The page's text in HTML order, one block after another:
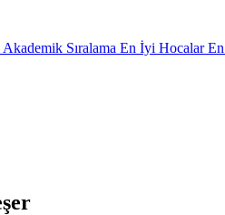
Akademik Sıralama En İyi Hocalar